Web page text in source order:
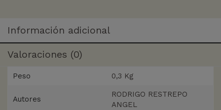
Información adicional
Valoraciones (0)
Peso 0,3 Kg
Autores
RODRIGO RESTREPO
ANGEL